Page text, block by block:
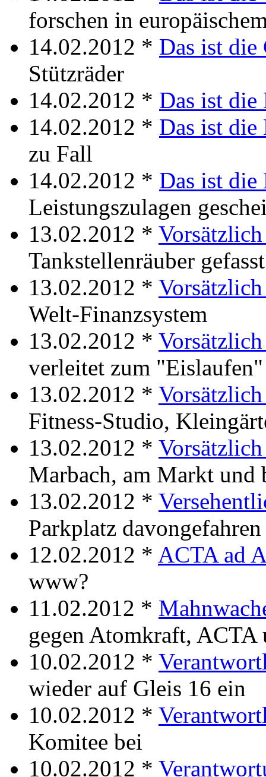
forschen in
14.02.2012 * Das ist die
Stützräder
14.02.2012 * Das ist die
14.02.2012 * Das ist die
zu Fall
14.02.2012 * Das ist die
Leistungszulagen
13.02.2012 *
Tankstellenräuber gefasst
13.02.2012 *
Welt-Finanzsystem
13.02.2012 *
verleitet zum "Eislaufen"
13.02.2012 *
Fitness-Studio,
13.02.2012 *
Marbach, am Markt und
13.02.2012 *
Parkplatz davongefahren
12.02.2012 * ACTA ad
www?
11.02.2012 *
gegen Atomkraft, ACTA
10.02.2012 *
wieder auf Gleis 16 ein
10.02.2012 *
Komitee bei
10.02.2012 *